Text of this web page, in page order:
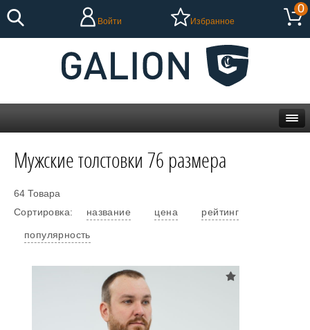
Войти Избранное
0
Мужские толстовки 76 размера
Сортировка: название цена рейтинг
популярность
64 Товара